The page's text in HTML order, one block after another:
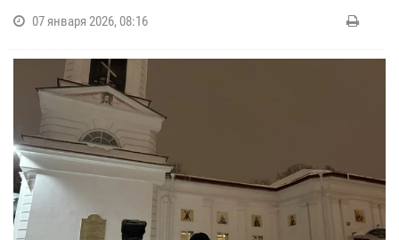
07 января 2026, 08:16